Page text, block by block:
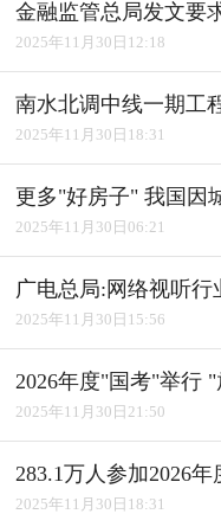
2025年11月30日12:18
2025年11月30日18:31
更多"好房子" 我国因
2025年11月30日06:21
广电总局:网络视听行
2025年11月30日15:56
2026年度"国考"举行
2025年11月30日21:50
283.1万人参加2026
2025年11月30日18:31